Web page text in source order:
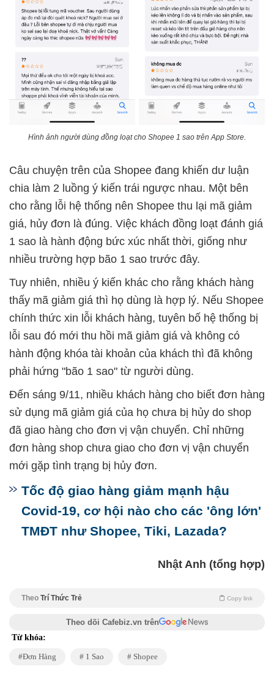
Hình ảnh người dùng đồng loạt cho Shopee 1 sao trên App Store.
Câu chuyện trên của Shopee đang khiến dư luận
chia làm 2 luồng ý kiến trái ngược nhau. Một bên
cho rằng lỗi hệ thống nên Shopee thu lại mã giảm
giá, hủy đơn là đúng. Việc khách đồng loạt đánh giá
1 sao là hành động bức xúc nhất thời, giống như
nhiều trường hợp bão 1 sao trước đây.
Tuy nhiên, nhiều ý kiến khác cho rằng khách hàng
thấy mã giảm giá thì họ dùng là hợp lý. Nếu Shopee
chính thức xin lỗi khách hàng, tuyên bố hệ thống bị
lỗi sau đó mới thu hồi mã giảm giá và không có
hành động khóa tài khoản của khách thì đã không
phải hứng "bão 1 sao" từ người dùng.
Đến sáng 9/11, nhiều khách hàng cho biết đơn hàng
sử dụng mã giảm giá của họ chưa bị hủy do shop
đã giao hàng cho đơn vị vận chuyển. Chỉ những
đơn hàng shop chưa giao cho đơn vị vận chuyển
mới gặp tình trạng bị hủy đơn.
Tốc độ giao hàng giảm mạnh hậu
Covid-19, cơ hội nào cho các 'ông lớn'
TMĐT như Shopee, Tiki, Lazada?
Nhật Anh (tổng hợp)
Theo Trí Thức Trẻ Copy link
Theo dõi Cafebiz.vn trên
Từ khóa:
Đơn Hàng 1 Sao Shopee